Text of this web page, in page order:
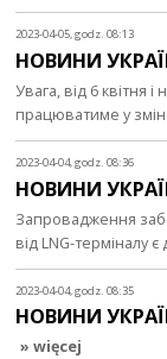
2023-04-05, godz. 08:13
НОВИНИ
Увага, від 6 квітня
працюватиме у
2023-04-04, godz. 08:36
НОВИНИ
Запровадження
від LNG-терміналу
2023-04-04, godz. 08:35
НОВИНИ
» więcej